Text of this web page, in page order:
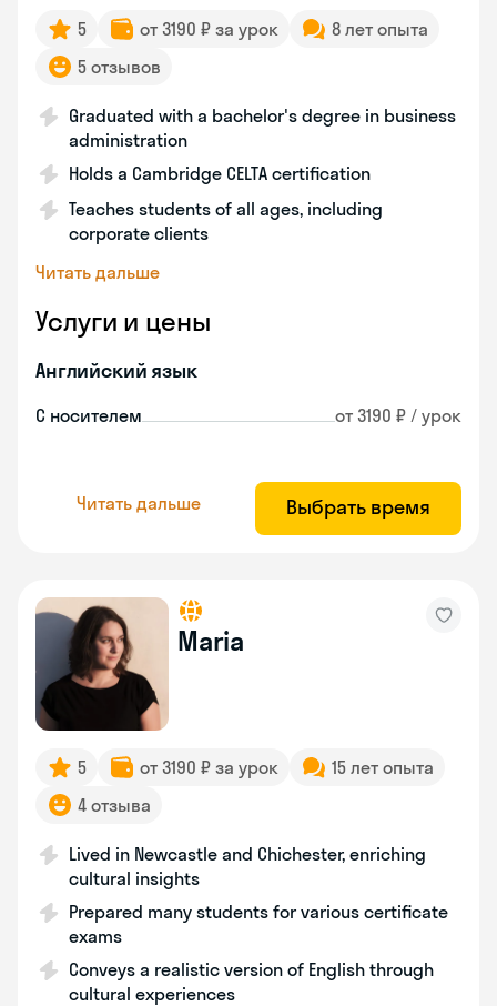
5 от 3190 ₽ за урок
8 лет опыта
5 отзывов
Graduated with a bachelor's degree in business
administration
Holds a Cambridge CELTA certification
Teaches students of all ages, including
corporate clients
Читать дальше
Услуги и цены
Английский язык
С носителем от 3190 ₽ / урок
Читать дальше Выбрать время
Maria
5 от 3190 ₽ за урок
15 лет опыта
4 отзыва
Lived in Newcastle and Chichester, enriching
cultural insights
Prepared many students for various certificate
exams
Conveys a realistic version of English through
cultural experiences